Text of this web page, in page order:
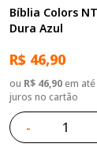
Bíblia Colors
Dura Azul
R$ 46,90
ou R$ 46,90em até
juros no cartão
-